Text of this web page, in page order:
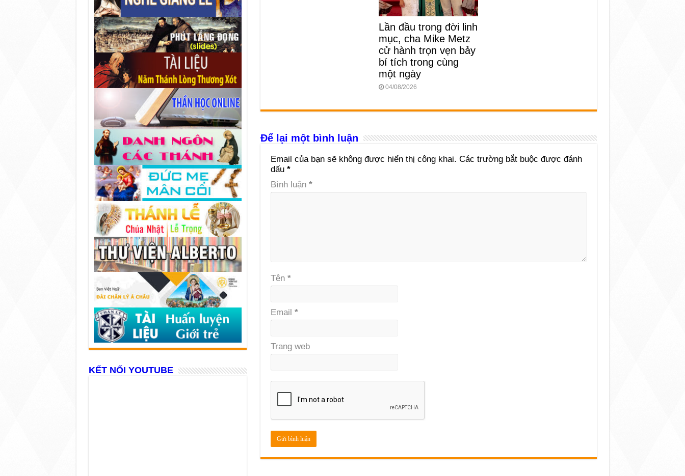
Lần đầu trong đời linh
mục, cha Mike Metz
cử hành trọn vẹn bảy
bí tích trong cùng
một ngày
04/08/2026
Để lại một bình luận
Email của bạn sẽ không được hiển thị công khai. Các trường bắt buộc được đánh
dấu *
Bình luận *
Tên *
Email *
Trang web
KẾT NỐI YOUTUBE